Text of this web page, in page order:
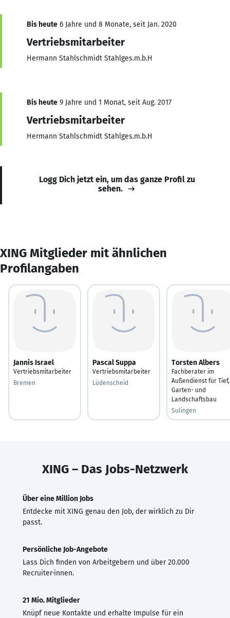
Bis heute 6 Jahre und 8 Monate, seit Jan. 2020
Vertriebsmitarbeiter
Hermann Stahlschmidt Stahlges.m.b.H
Bis heute 9 Jahre und 1 Monat, seit Aug. 2017
Vertriebsmitarbeiter
Hermann Stahlschmidt Stahlges.m.b.H
Logg Dich jetzt ein, um das ganze Profil zu
sehen.
XING Mitglieder mit ähnlichen
Profilangaben
Jannis Israel
Vertriebsmitarbeiter
Bremen
Pascal Suppa
Vertriebsmitarbeiter
Lüdenscheid
Torsten Albers
Fachberater im
Außendienst für Tief,
Garten- und
Landschaftsbau
Sulingen
XING – Das Jobs-Netzwerk
Über eine Million Jobs
Entdecke mit XING genau den Job, der wirklich zu Dir
passt.
Persönliche Job-Angebote
Lass Dich finden von Arbeitgebern und über 20.000
Recruiter·innen.
21 Mio. Mitglieder
Knüpf neue Kontakte und erhalte Impulse für ein